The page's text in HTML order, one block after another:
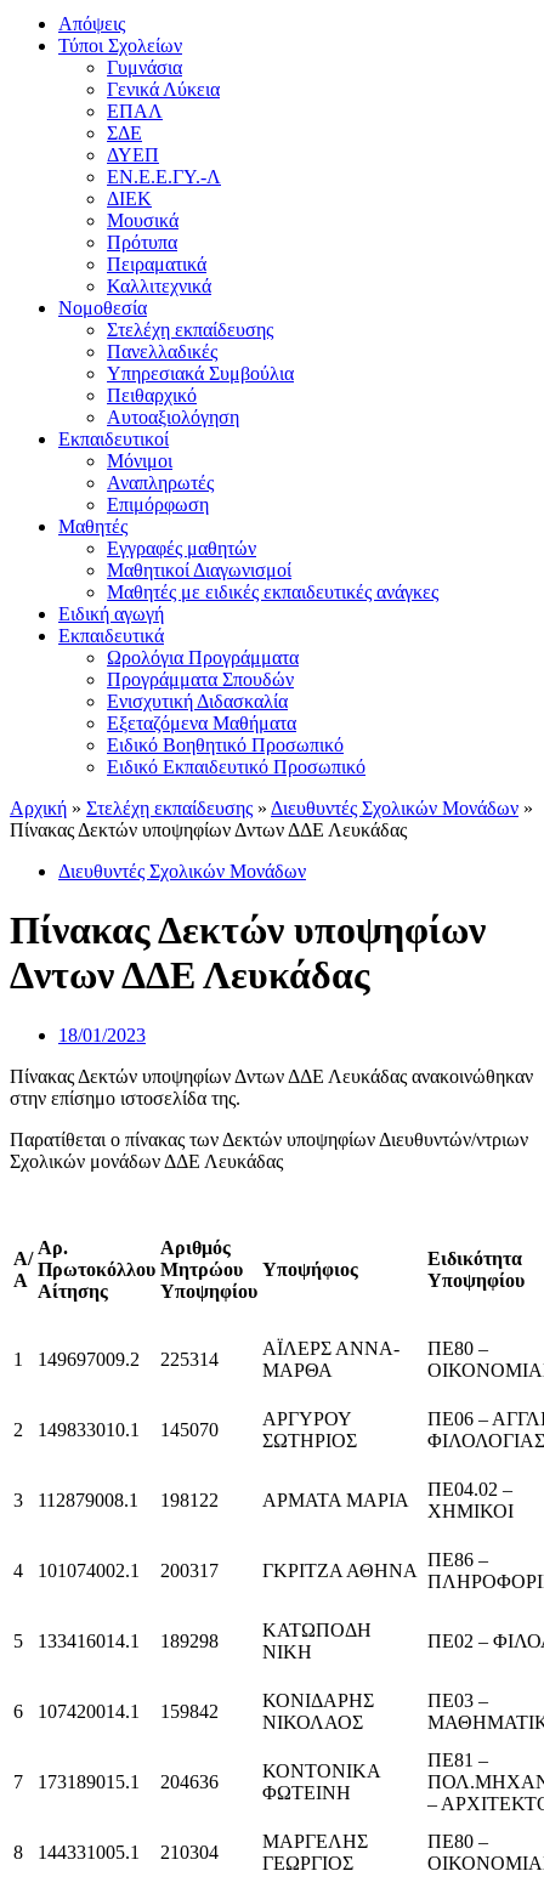
Απόψεις
Τύποι Σχολείων
Γυμνάσια
Γενικά Λύκεια
ΕΠΑΛ
ΣΔΕ
ΔΥΕΠ
ΕΝ.Ε.Ε.ΓΥ.-Λ
ΔΙΕΚ
Μουσικά
Πρότυπα
Πειραματικά
Καλλιτεχνικά
Νομοθεσία
Στελέχη εκπαίδευσης
Πανελλαδικές
Υπηρεσιακά Συμβούλια
Πειθαρχικό
Αυτοαξιολόγηση
Εκπαιδευτικοί
Μόνιμοι
Αναπληρωτές
Επιμόρφωση
Μαθητές
Εγγραφές μαθητών
Μαθητικοί Διαγωνισμοί
Μαθητές με ειδικές εκπαιδευτικές ανάγκες
Ειδική αγωγή
Εκπαιδευτικά
Ωρολόγια Προγράμματα
Προγράμματα Σπουδών
Ενισχυτική Διδασκαλία
Εξεταζόμενα Μαθήματα
Ειδικό Βοηθητικό Προσωπικό
Ειδικό Εκπαιδευτικό Προσωπικό
Αρχική » Στελέχη εκπαίδευσης » Διευθυντές Σχολικών Μονάδων »
Πίνακας Δεκτών υποψηφίων Δντων ΔΔΕ Λευκάδας
Διευθυντές Σχολικών Μονάδων
Πίνακας Δεκτών υποψηφίων
Δντων ΔΔΕ Λευκάδας
18/01/2023
Πίνακας Δεκτών υποψηφίων Δντων ΔΔΕ Λευκάδας ανακοινώθηκαν
στην επίσημο ιστοσελίδα της.
Παρατίθεται ο πίνακας των Δεκτών υποψηφίων Διευθυντών/ντριων
Σχολικών μονάδων ΔΔΕ Λευκάδας
Α/
Α
Αρ.
Πρωτοκόλλου
Αίτησης
Αριθμός
Μητρώου
Υποψηφίου
Υποψήφιος
Ειδικότητα
Υποψηφίου
1 149697009.2 225314
ΑΪΛΕΡΣ ΑΝΝΑ-
ΜΑΡΘΑ
ΠΕ80 –
2 149833010.1 145070
ΑΡΓΥΡΟΥ
ΣΩΤΗΡΙΟΣ
ΠΕ06 –
ΦΙΛΟΛΟΓΙΑΣ
3 112879008.1 198122 ΑΡΜΑΤΑ ΜΑΡΙΑ
ΠΕ04.02 –
ΧΗΜΙΚΟΙ
4 101074002.1 200317 ΓΚΡΙΤΖΑ ΑΘΗΝΑ
ΠΕ86 –
5 133416014.1 189298
ΚΑΤΩΠΟΔΗ
ΝΙΚΗ
ΠΕ02 –
6 107420014.1 159842
ΚΟΝΙΔΑΡΗΣ
ΝΙΚΟΛΑΟΣ
ΠΕ03 –
7 173189015.1 204636
ΚΟΝΤΟΝΙΚΑ
ΦΩΤΕΙΝΗ
ΠΕ81 –
–
8 144331005.1 210304
ΜΑΡΓΕΛΗΣ
ΓΕΩΡΓΙΟΣ
ΠΕ80 –